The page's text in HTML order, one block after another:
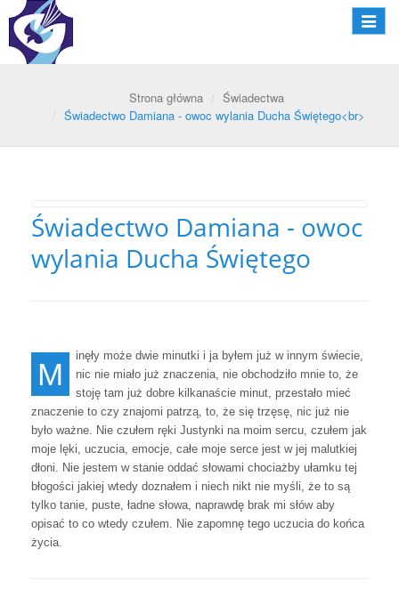
Strona główna
Świadectwa
Świadectwo Damiana - owoc wylania Ducha Świętego<br>
Świadectwo Damiana - owoc
wylania Ducha Świętego
M
inęły może dwie minutki i ja byłem już w innym świecie,
nic nie miało już znaczenia, nie obchodziło mnie to, że
stoję tam już dobre kilkanaście minut, przestało mieć
znaczenie to czy znajomi patrzą, to, że się trzęsę, nic już nie
było ważne. Nie czułem ręki Justynki na moim sercu, czułem jak
moje lęki, uczucia, emocje, całe moje serce jest w jej malutkiej
dłoni. Nie jestem w stanie oddać słowami chociażby ułamku tej
błogości jakiej wtedy doznałem i niech nikt nie myśli, że to są
tylko tanie, puste, ładne słowa, naprawdę brak mi słów aby
opisać to co wtedy czułem. Nie zapomnę tego uczucia do końca
życia.